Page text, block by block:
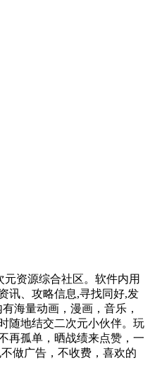
元资源综合社区。软件内用
讯、攻略信息,寻找同好,发
海量动画，漫画，音乐，
随地结交二次元小伙伴。玩
再孤单，晒战绩来点赞，一
做广告，不收费，喜欢的